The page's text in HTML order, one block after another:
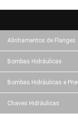
Alinhamentos de Flanges
Bombas Hidráulicas
Bombas Hidráulicas e
Chaves Hidráulicas